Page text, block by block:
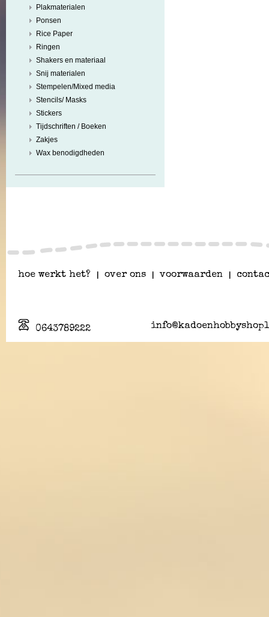
Plakmaterialen
Ponsen
Rice Paper
Ringen
Shakers en materiaal
Snij materialen
Stempelen/Mixed media
Stencils/ Masks
Stickers
Tijdschriften / Boeken
Zakjes
Wax benodigdheden
hoe werkt het? over ons voorwaarden
0643789222